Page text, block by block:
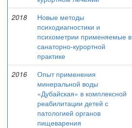
2018
Новые методы
психодиагностики и
психометрии применяемые в
санаторно-курортной
практике
2016
Опыт применения
минеральной воды
«Дубайская» в комплексной
реабилитации детей с
патологией органов
пищеварения